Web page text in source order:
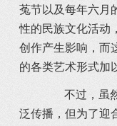
菟节以及每年六月
性的民族文化活动
创作产生影响，而
的各类艺术形式加
不过，虽然
泛传播，但为了迎